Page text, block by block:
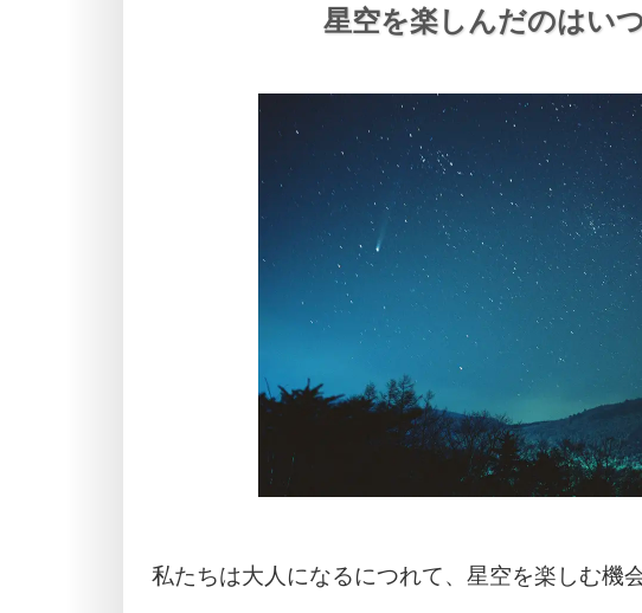
星空を楽しんだのはいつ
私たちは大人になるにつれて、星空を楽しむ機